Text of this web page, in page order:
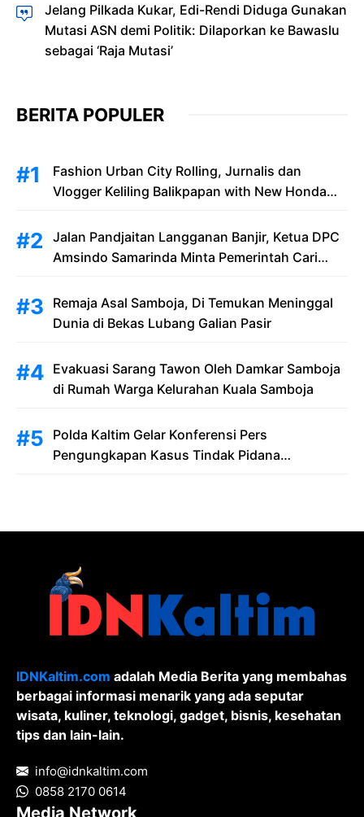
Jelang Pilkada Kukar, Edi-Rendi Diduga Gunakan
Mutasi ASN demi Politik: Dilaporkan ke Bawaslu
sebagai ‘Raja Mutasi’
BERITA POPULER
Fashion Urban City Rolling, Jurnalis dan
Vlogger Keliling Balikpapan with New Honda
Jalan Pandjaitan Langganan Banjir, Ketua DPC
Amsindo Samarinda Minta Pemerintah Cari
Masyarakat Terjebak Banjir
Remaja Asal Samboja, Di Temukan Meninggal
Dunia di Bekas Lubang Galian Pasir
Evakuasi Sarang Tawon Oleh Damkar Samboja
di Rumah Warga Kelurahan Kuala Samboja
Polda Kaltim Gelar Konferensi Pers
Pengungkapan Kasus Tindak Pidana
IDNKaltim.com adalah Media Berita yang membahas
berbagai informasi menarik yang ada seputar
wisata, kuliner, teknologi, gadget, bisnis, kesehatan
tips dan lain-lain.
info@idnkaltim.com
0858 2170 0614
Media Network